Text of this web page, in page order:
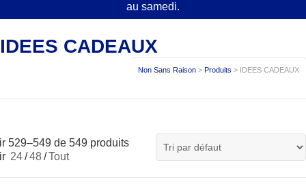
au samedi.
IDEES CADEAUX
Non Sans Raison > Produits > IDEES CADEAUX
529–549 de 549 produits
24/48/Tout